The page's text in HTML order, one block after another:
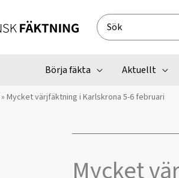
Search
for:
Börja fäkta Aktuellt
» Mycket värjfäktning i Karlskrona 5-6 februari
Mycket